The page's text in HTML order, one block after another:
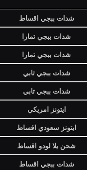
شدات ببجي اقساط
شدات ببجي تمارا
شدات ببجي تمارا
شدات ببجي تابي
شدات ببجي تابي
ايتونز امريكي
ايتونز سعودي اقساط
شحن يلا لودو اقساط
شدات ببجي اقساط